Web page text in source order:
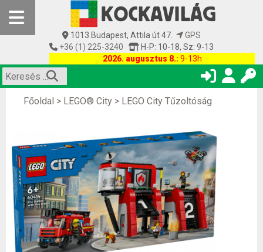
1013 Budapest, Attila út 47.
GPS
+36 (1) 225-3240
H-P: 10-18, Sz: 9-13
2026. augusztus 8.: 9-13h
Főoldal > LEGO® City > LEGO City Tűzoltóság